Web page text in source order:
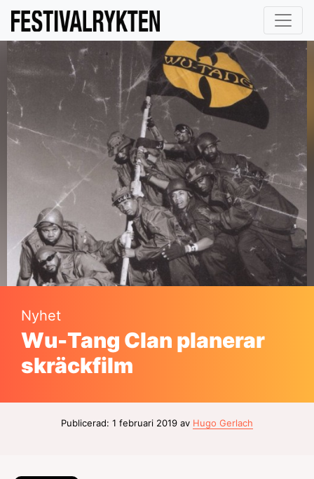
Nyhet
Wu-Tang Clan planerar
skräckfilm
Publicerad: 1 februari 2019 av Hugo Gerlach